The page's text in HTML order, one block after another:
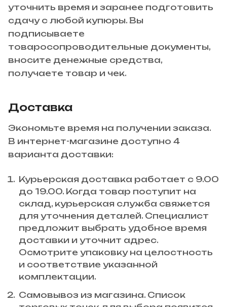
уточнить время и заранее подготовить
сдачу с любой купюры. Вы
подписываете
товаросопроводительные документы,
вносите денежные средства,
получаете товар и чек.
Доставка
Экономьте время на получении заказа.
В интернет-магазине доступно 4
варианта доставки:
Курьерская доставка работает с 9.00
до 19.00. Когда товар поступит на
склад, курьерская служба свяжется
для уточнения деталей. Специалист
предложит выбрать удобное время
доставки и уточнит адрес.
Осмотрите упаковку на целостность
и соответствие указанной
комплектации.
Самовывоз из магазина. Список